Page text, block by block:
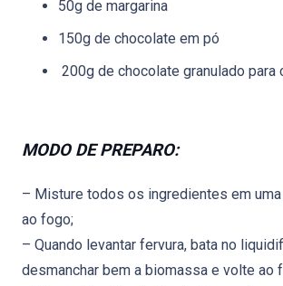
50g de margarina
150g de chocolate em pó
200g de chocolate granulado para
MODO DE PREPARO:
– Misture todos os ingredientes em
ao fogo;
– Quando levantar fervura, bata no
desmanchar bem a biomassa e volte ao